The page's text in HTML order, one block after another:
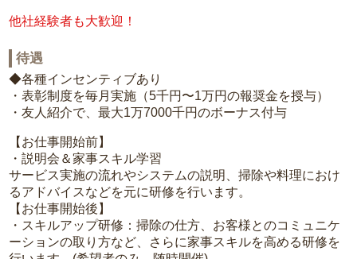
他社経験者も大歓迎！
待遇
◆各種インセンティブあり
・表彰制度を毎月実施（5千円〜1万円の報奨金を授与）
・友人紹介で、最大1万7000千円のボーナス付与
【お仕事開始前】
・説明会＆家事スキル学習
サービス実施の流れやシステムの説明、掃除や料理におけ
るアドバイスなどを元に研修を行います。
【お仕事開始後】
・スキルアップ研修：掃除の仕方、お客様とのコミュニケ
ーションの取り方など、さらに家事スキルを高める研修を